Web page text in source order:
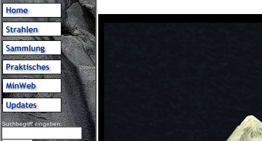
Suchbegriff eingeben: